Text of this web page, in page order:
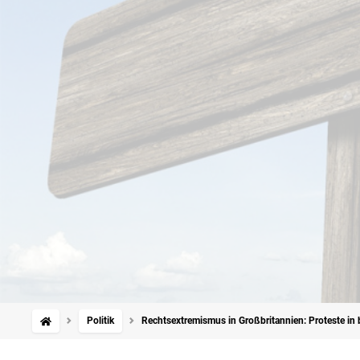
Politik Rechtsextremismus in Großbritannien: Proteste